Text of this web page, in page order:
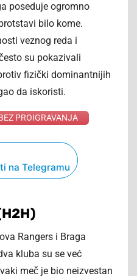
poseduje ogromno
bilo kome.
veznog reda i
su pokazivali
fizički dominantnijih
da iskoristi.
PROIGRAVANJA
na Telegramu
Rangers i Braga
kluba su se već
meč je bio neizvestan